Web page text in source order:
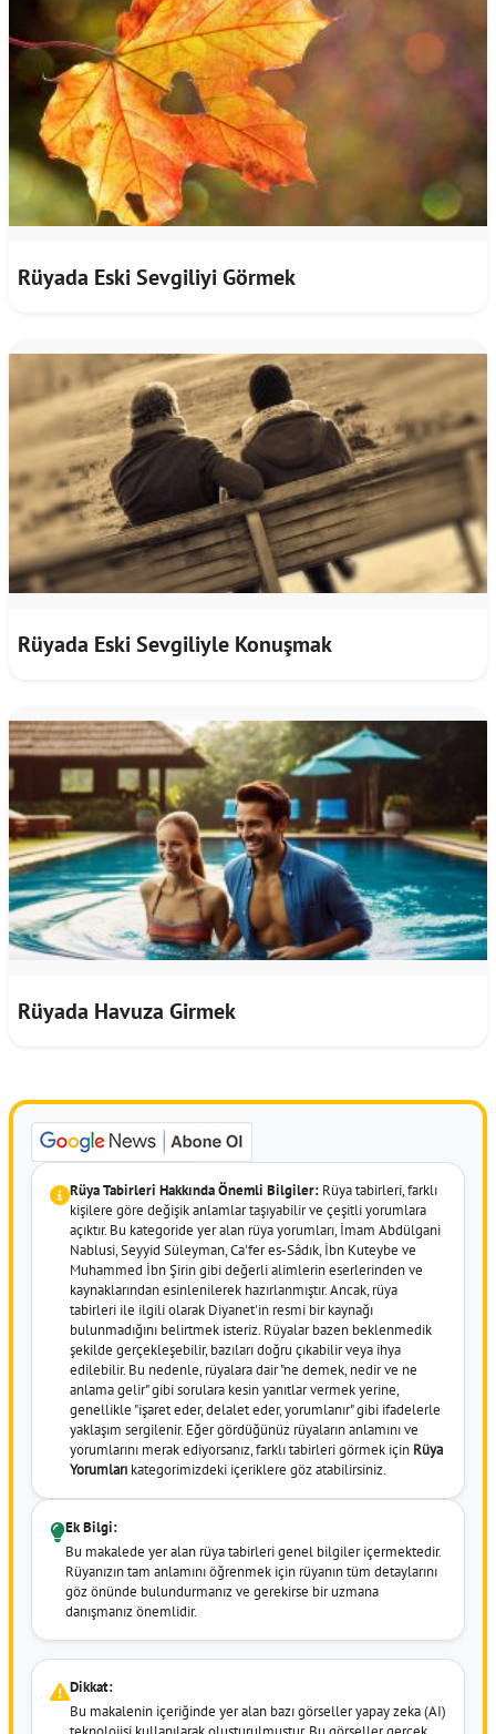
Rüyada Eski Sevgiliyi Görmek
Rüyada Eski Sevgiliyle Konuşmak
Rüyada Havuza Girmek
Rüya Tabirleri Hakkında Önemli Bilgiler: Rüya tabirleri, farklı
kişilere göre değişik anlamlar taşıyabilir ve çeşitli yorumlara
açıktır. Bu kategoride yer alan rüya yorumları, İmam Abdülgani
Nablusi, Seyyid Süleyman, Ca'fer es-Sâdık, İbn Kuteybe ve
Muhammed İbn Şirin gibi değerli alimlerin eserlerinden ve
kaynaklarından esinlenilerek hazırlanmıştır. Ancak, rüya
tabirleri ile ilgili olarak Diyanet'in resmi bir kaynağı
bulunmadığını belirtmek isteriz. Rüyalar bazen beklenmedik
şekilde gerçekleşebilir, bazıları doğru çıkabilir veya ihya
edilebilir. Bu nedenle, rüyalara dair "ne demek, nedir ve ne
anlama gelir" gibi sorulara kesin yanıtlar vermek yerine,
genellikle "işaret eder, delalet eder, yorumlanır" gibi ifadelerle
yaklaşım sergilenir. Eğer gördüğünüz rüyaların anlamını ve
yorumlarını merak ediyorsanız, farklı tabirleri görmek için Rüya
Yorumları kategorimizdeki içeriklere göz atabilirsiniz.
Ek Bilgi:
Bu makalede yer alan rüya tabirleri genel bilgiler içermektedir.
Rüyanızın tam anlamını öğrenmek için rüyanın tüm detaylarını
göz önünde bulundurmanız ve gerekirse bir uzmana
danışmanız önemlidir.
Dikkat:
Bu makalenin içeriğinde yer alan bazı görseller yapay zeka (AI)